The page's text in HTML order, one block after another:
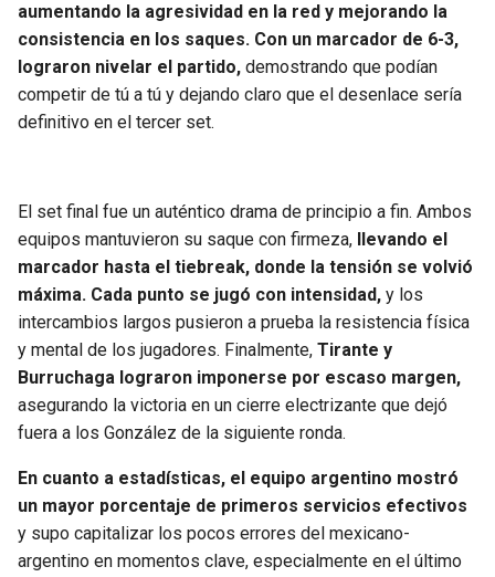
aumentando la agresividad en la red y mejorando la
consistencia en los saques. Con un marcador de 6-3,
lograron nivelar el partido, demostrando que podían
competir de tú a tú y dejando claro que el desenlace sería
definitivo en el tercer set.
El set final fue un auténtico drama de principio a fin. Ambos
equipos mantuvieron su saque con firmeza,
llevando el
marcador hasta el tiebreak, donde la tensión se volvió
máxima. Cada punto se jugó con intensidad, y los
intercambios largos pusieron a prueba la resistencia física
y mental de los jugadores. Finalmente, Tirante y
Burruchaga lograron imponerse por escaso margen,
asegurando la victoria en un cierre electrizante que dejó
fuera a los González de la siguiente ronda.
En cuanto a estadísticas, el equipo argentino mostró
un mayor porcentaje de primeros servicios efectivos
y supo capitalizar los pocos errores del mexicano-
argentino en momentos clave, especialmente en el último